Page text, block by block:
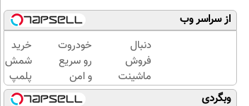
از سراسر وب
دنبال
فروش
ماشینت
هستی
خودروت
رو سریع
و امن
بفروش
خرید
شمش
پلمپ
طلاسی،
وبگردی